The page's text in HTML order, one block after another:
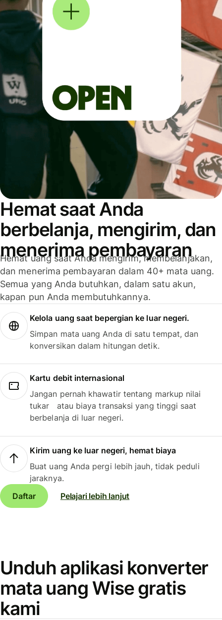
Hemat saat Anda
berbelanja, mengirim, dan
menerima pembayaran
Hemat uang saat Anda mengirim, membelanjakan,
dan menerima pembayaran dalam 40+ mata uang.
Semua yang Anda butuhkan, dalam satu akun,
kapan pun Anda membutuhkannya.
Kelola uang saat bepergian ke luar negeri.
Simpan mata uang Anda di satu tempat, dan
konversikan dalam hitungan detik.
Kartu debit internasional
Jangan pernah khawatir tentang markup nilai
tukar atau biaya transaksi yang tinggi saat
berbelanja di luar negeri.
Kirim uang ke luar negeri, hemat biaya
Buat uang Anda pergi lebih jauh, tidak peduli
jaraknya.
Daftar
Pelajari lebih lanjut
Unduh aplikasi konverter
mata uang Wise gratis
kami